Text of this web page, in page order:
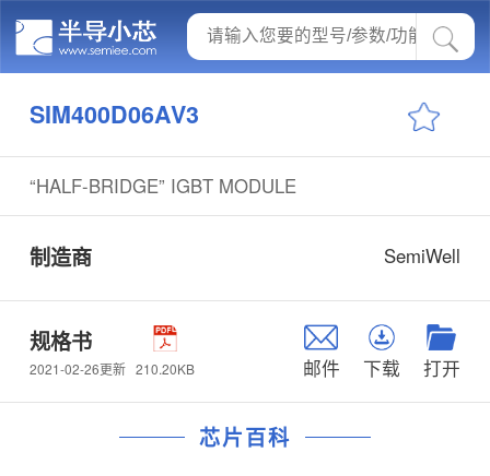
SIM400D06AV3
“HALF-BRIDGE” IGBT MODULE
制造商 SemiWell
规格书
2021-02-26更新 210.20KB 邮件 下载 打开
芯片百科